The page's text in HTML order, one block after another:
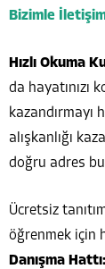
Bizimle
Hızlı Okuma
da hayatınızı
kazandırmayı
alışkanlığı
doğru adres
Ücretsiz
öğrenmek için
Danışma